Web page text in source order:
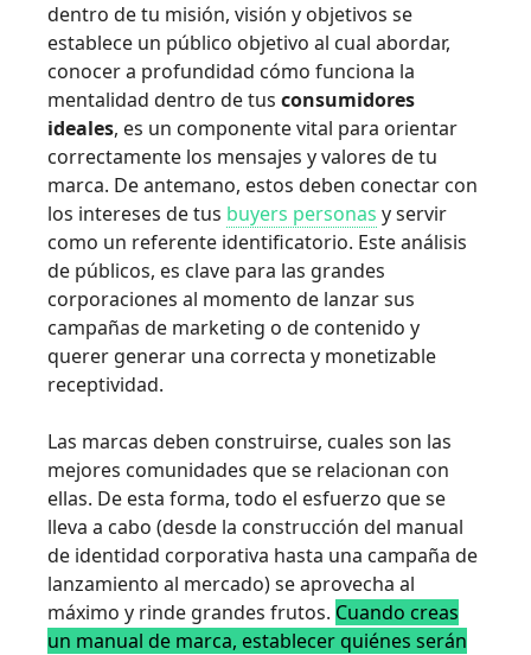
dentro de tu misión, visión y objetivos se
establece un público objetivo al cual abordar,
conocer a profundidad cómo funciona la
mentalidad dentro de tus consumidores
ideales, es un componente vital para orientar
correctamente los mensajes y valores de tu
marca. De antemano, estos deben conectar con
los intereses de tus buyers personas y servir
como un referente identificatorio. Este análisis
de públicos, es clave para las grandes
corporaciones al momento de lanzar sus
campañas de marketing o de contenido y
querer generar una correcta y monetizable
receptividad.
Las marcas deben construirse, cuales son las
mejores comunidades que se relacionan con
ellas. De esta forma, todo el esfuerzo que se
lleva a cabo (desde la construcción del manual
de identidad corporativa hasta una campaña de
lanzamiento al mercado) se aprovecha al
máximo y rinde grandes frutos. Cuando creas
un manual de marca, establecer quiénes serán